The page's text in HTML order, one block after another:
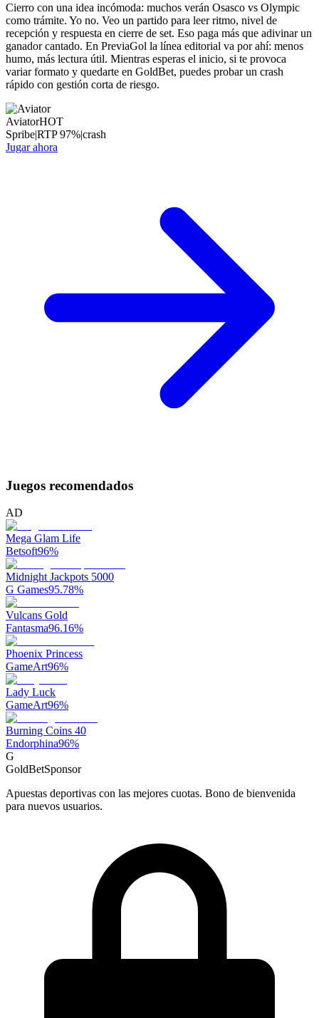
Cierro con una idea incómoda: muchos verán Osasco vs Olympic
como trámite. Yo no. Veo un partido para leer ritmo, nivel de
recepción y respuesta en cierre de set. Eso paga más que adivinar un
ganador cantado. En PreviaGol la línea editorial va por ahí: menos
humo, más lectura útil. Mientras esperas el inicio, si te provoca
variar formato y quedarte en GoldBet, puedes probar un crash
rápido con gestión corta de riesgo.
AviatorHOT
Spribe|RTP97%|crash
Jugar ahora
Juegos recomendados
AD
Mega Glam Life
Betsoft96%
Midnight Jackpots 5000
G Games95.78%
Vulcans Gold
Fantasma96.16%
Phoenix Princess
GameArt96%
Lady Luck
GameArt96%
Burning Coins 40
Endorphina96%
G
GoldBetSponsor
Apuestas deportivas con las mejores cuotas. Bono de bienvenida
para nuevos usuarios.